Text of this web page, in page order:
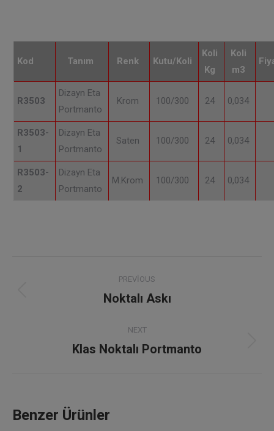
Kod Tanım Renk Kutu/Koli
Koli
Kg
Koli
m3
R3503
Dizayn Eta
Portmanto
Krom 100/300 24 0,034
R3503-
1
Dizayn Eta
Portmanto
Saten 100/300 24 0,034
R3503-
2
Dizayn Eta
Portmanto
M.Krom 100/300 24 0,034
navigation
PREVIOUS
Previous
Noktalı Askı
NEXT
Next
Klas Noktalı Portmanto
Benzer Ürünler